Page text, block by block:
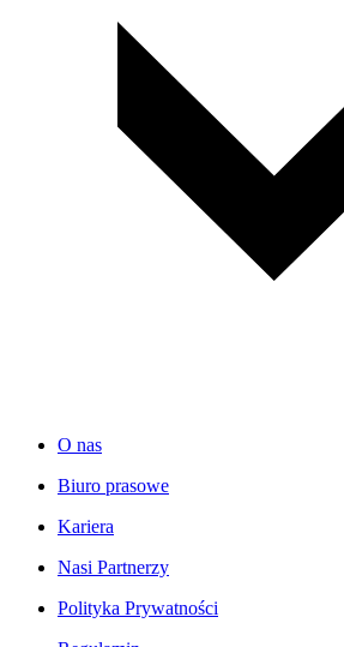
O nas
Biuro prasowe
Kariera
Nasi Partnerzy
Polityka Prywatności